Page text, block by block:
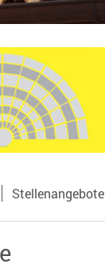
Stellenangebote